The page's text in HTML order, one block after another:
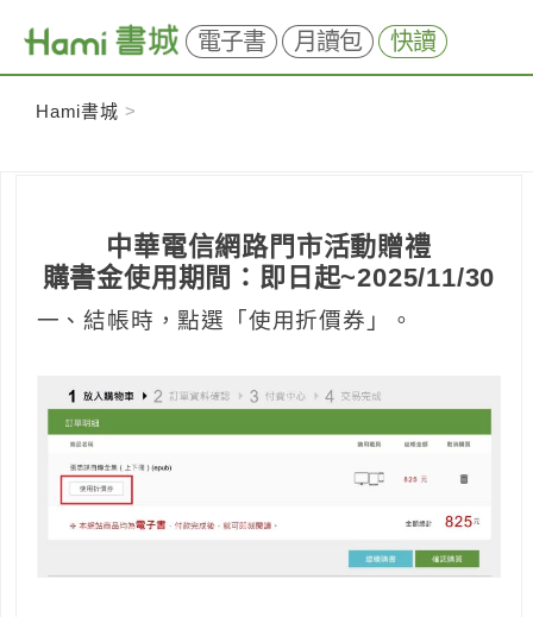
電子書 月讀包 快讀
Hami書城 >
中華電信網路門市活動贈禮
購書金使用期間：即日起~2025/11/30
一、結帳時，點選「使用折價券」。